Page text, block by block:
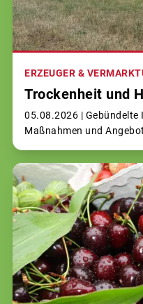
ERZEUGER &
Trockenheit und
05.08.2026 | Gebündelte
Maßnahmen und